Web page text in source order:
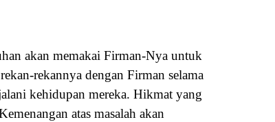
akan memakai Firman-Nya untuk
rekannya dengan Firman selama
kehidupan mereka. Hikmat yang
atas masalah akan